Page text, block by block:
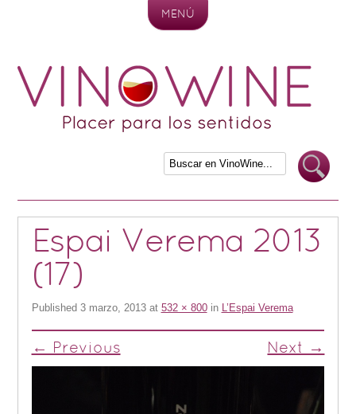
MENÚ
Espai Verema 2013
(17)
Published 3 marzo, 2013at 532 × 800in L’Espai Verema
← Previous Next →